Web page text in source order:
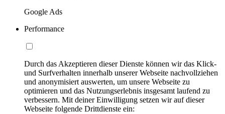
Google Ads
Performance
Durch das Akzeptieren dieser Dienste können wir das Klick-
und Surfverhalten innerhalb unserer Webseite nachvollziehen
und anonymisiert auswerten, um unsere Webseite zu
optimieren und das Nutzungserlebnis insgesamt laufend zu
verbessern. Mit deiner Einwilligung setzen wir auf dieser
Webseite folgende Drittdienste ein: